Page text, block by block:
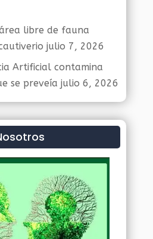
libre de fauna
julio 7, 2026
Artificial contamina
se preveía julio 6, 2026